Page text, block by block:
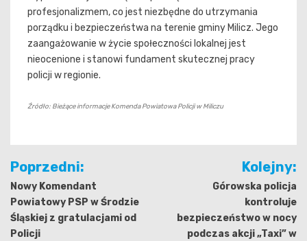
profesjonalizmem, co jest niezbędne do utrzymania
porządku i bezpieczeństwa na terenie gminy Milicz. Jego
zaangażowanie w życie społeczności lokalnej jest
nieocenione i stanowi fundament skutecznej pracy
policji w regionie.
Źródło: Bieżące informacje Komenda Powiatowa Policji w Miliczu
Nawigacja
wpisu
Poprzedni:
Nowy Komendant
Powiatowy PSP w Środzie
Śląskiej z gratulacjami od
Policji
Kolejny:
Górowska policja
kontroluje
bezpieczeństwo w nocy
podczas akcji „Taxi” w